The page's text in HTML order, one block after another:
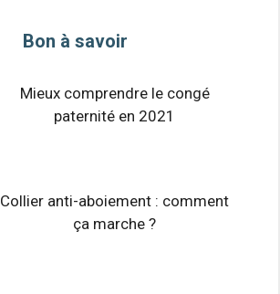
Bon à savoir
Mieux comprendre le congé
paternité en 2021
Collier anti-aboiement : comment
ça marche ?